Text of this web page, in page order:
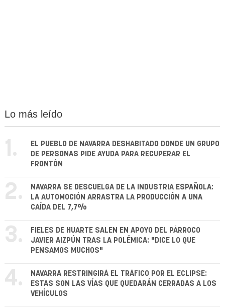
Lo más leído
1.
EL PUEBLO DE NAVARRA DESHABITADO DONDE UN GRUPO
DE PERSONAS PIDE AYUDA PARA RECUPERAR EL
FRONTÓN
2.
NAVARRA SE DESCUELGA DE LA INDUSTRIA ESPAÑOLA:
LA AUTOMOCIÓN ARRASTRA LA PRODUCCIÓN A UNA
CAÍDA DEL 7,7%
3.
FIELES DE HUARTE SALEN EN APOYO DEL PÁRROCO
JAVIER AIZPÚN TRAS LA POLÉMICA: "DICE LO QUE
PENSAMOS MUCHOS"
4.
NAVARRA RESTRINGIRÁ EL TRÁFICO POR EL ECLIPSE:
ESTAS SON LAS VÍAS QUE QUEDARÁN CERRADAS A LOS
VEHÍCULOS